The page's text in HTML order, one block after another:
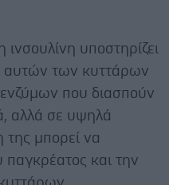
ινσουλίνη υποστηρίζει
αυτών των κυττάρων
που διασπούν
αλλά σε υψηλά
μπορεί να
παγκρέατος και την